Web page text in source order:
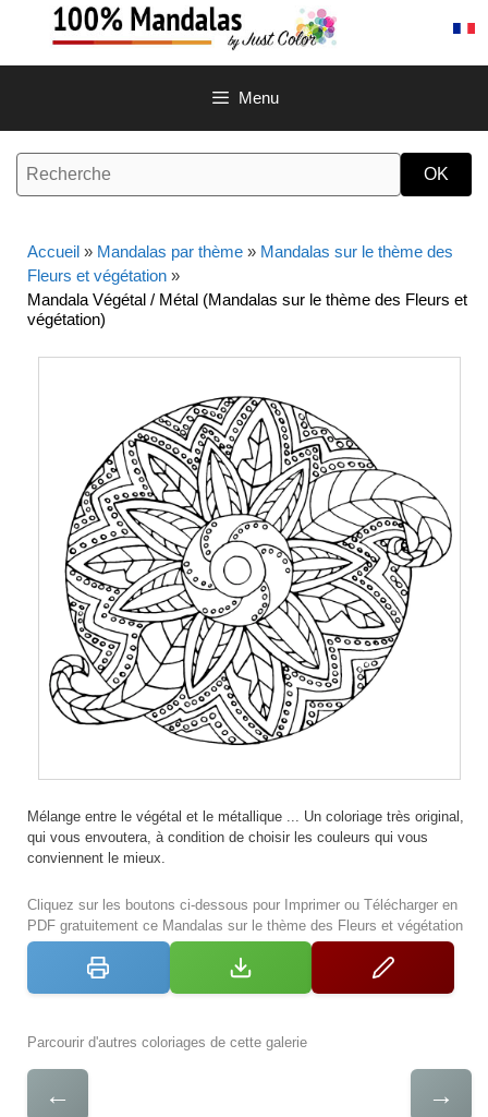
contenu
Menu
Accueil » Mandalas par thème » Mandalas sur le thème des
Fleurs et végétation »
Mandala Végétal / Métal (Mandalas sur le thème des Fleurs et
végétation)
Mélange entre le végétal et le métallique ... Un coloriage très original,
qui vous envoutera, à condition de choisir les couleurs qui vous
conviennent le mieux.
Cliquez sur les boutons ci-dessous pour Imprimer ou Télécharger en
PDF gratuitement ce Mandalas sur le thème des Fleurs et végétation
Parcourir d'autres coloriages de cette galerie
← →